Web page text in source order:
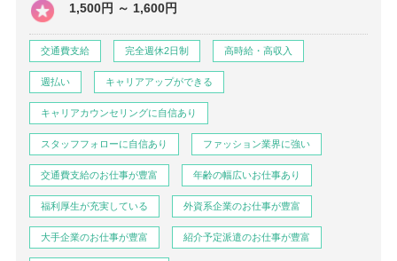
1,500円 ～ 1,600円
交通費支給 完全週休2日制 高時給・高収入
週払い キャリアアップができる
キャリアカウンセリングに自信あり
スタッフフォローに自信あり ファッション業界に強い
交通費支給のお仕事が豊富 年齢の幅広いお仕事あり
福利厚生が充実している 外資系企業のお仕事が豊富
大手企業のお仕事が豊富 紹介予定派遣のお仕事が豊富